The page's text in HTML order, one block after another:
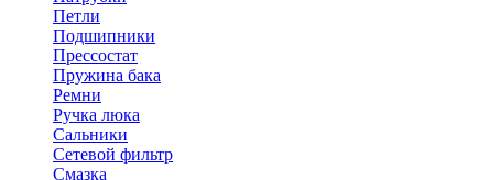
Петли
Подшипники
Прессостат
Пружина бака
Ремни
Ручка люка
Сальники
Сетевой фильтр
Смазка